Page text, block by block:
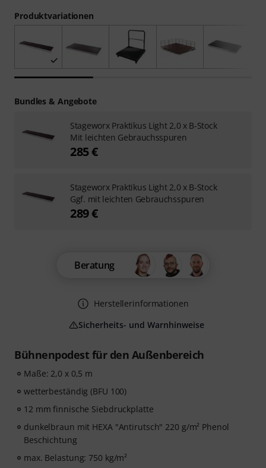
Bühnenpodest für den Außenbereich
Maße: 2,0 x 0,5 m
wetterbeständig (BFU 100)
12 mm finnische Siebdruckplatte
dunkelbraun mit HEXA "Antirutsch" 220 g/m² Phenol
Beschichtung
max. Belastung: 750 kg/m²
Produktvariationen
Beratung
Herstellerinformationen
Sicherheits- und Warnhinweise
Bundles & Angebote
Stageworx Praktikus Light 2,0 x B-Stock
Mit leichten Gebrauchsspuren
285 €
Stageworx Praktikus Light 2,0 x B-Stock
Ggf. mit leichten Gebrauchsspuren
289 €